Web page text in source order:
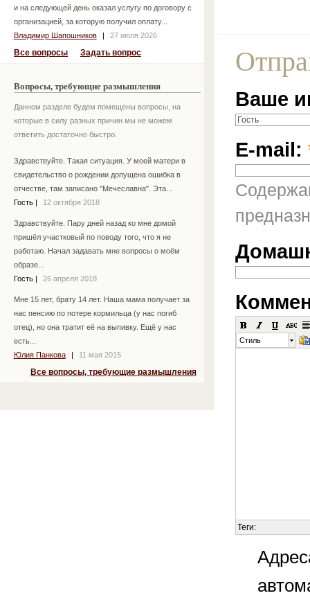
и на следующей день оказал услугу по договору с
организацией, за которую получил оплату...
Владимир Шапошников
| 27 июля 2026
Все вопросы Задать вопрос
Вопросы, требующие размышления
Данном разделе будем помещены вопросы, на
которые в силу разных причин мы не можем
ответить достаточно быстро.
Здравствуйте. Такая ситуация. У моей матери в
свидетельство о рождении допущена ошибка в
отчестве, там записано "Мечеславна". Эта...
Гость | 12 октября 2018
Здравствуйте. Пару дней назад ко мне домой
пришёл участковый по поводу того, что я не
работаю. Начал задавать мне вопросы о моём
образе...
Гость | 26 апреля 2018
Мне 15 лет, брату 14 лет. Наша мама получает за
нас пенсию по потере кормильца (у нас погиб
отец), но она тратит её на выпивку. Ещё у нас
есть...
Юлия Панкова
| 11 мая 2015
Все вопросы, требующие размышления
Ваше
E-mail:
Стиль
Теги: